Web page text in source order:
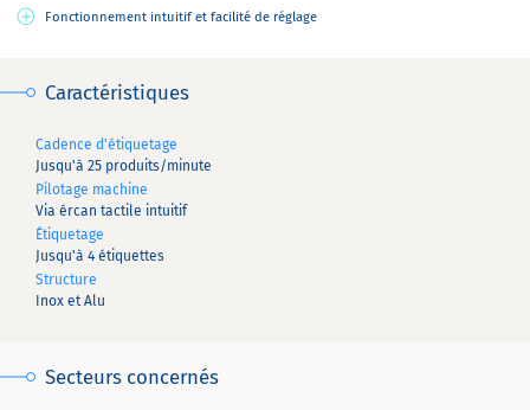
Fonctionnement intuitif et facilité de réglage
Caractéristiques
Cadence d'étiquetage
Jusqu'à 25 produits/minute
Pilotage machine
Via ércan tactile intuitif
Étiquetage
Jusqu'à 4 étiquettes
Structure
Inox et Alu
Secteurs concernés